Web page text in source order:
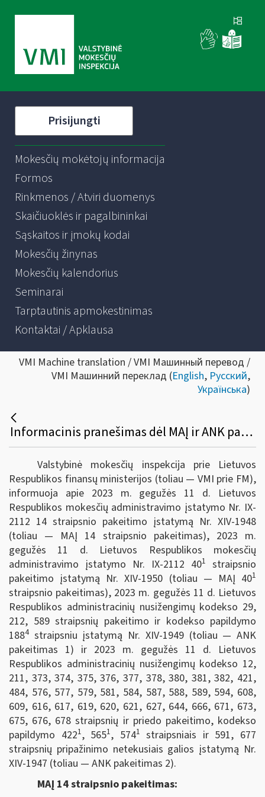
Prisijungti
Mokesčių mokėtojų informacija
Formos
Rinkmenos / Atviri duomenys
Skaičiuoklės ir pagalbininkai
Sąskaitos ir įmokų kodai
Mokesčių žinynas
Mokesčių kalendorius
Seminarai
Tarptautinis apmokestinimas
Kontaktai / Apklausa
VMI Machine translation / VMI Машинный перевод /
VMI Машинний переклад (English, Русский,
Українська)
Informacinis pranešimas dėl MAĮ ir ANK pakeitimo
Valstybinė mokesčių inspekcija prie Lietuvos
Respublikos finansų ministerijos (toliau — VMI prie FM),
informuoja apie 2023 m. gegužės 11 d. Lietuvos
Respublikos mokesčių administravimo įstatymo Nr. IX-
2112 14 straipsnio pakeitimo įstatymą Nr. XIV-1948
(toliau — MAĮ 14 straipsnio pakeitimas), 2023 m.
gegužės 11 d. Lietuvos Respublikos mokesčių
administravimo įstatymo Nr. IX-2112 401
straipsnio
pakeitimo įstatymą Nr. XIV-1950 (toliau — MAĮ 401
straipsnio pakeitimas), 2023 m. gegužės 11 d. Lietuvos
Respublikos administracinių nusižengimų kodekso 29,
212, 589 straipsnių pakeitimo ir kodekso papildymo
1884straipsniu įstatymą Nr. XIV-1949 (toliau — ANK
pakeitimas 1) ir 2023 m. gegužės 11 d. Lietuvos
Respublikos administracinių nusižengimų kodekso 12,
211, 373, 374, 375, 376, 377, 378, 380, 381, 382, 421,
484, 576, 577, 579, 581, 584, 587, 588, 589, 594, 608,
609, 616, 617, 619, 620, 621, 627, 644, 666, 671, 673,
675, 676, 678 straipsnių ir priedo pakeitimo, kodekso
papildymo 4221, 5651, 5741 straipsniais ir 591, 677
straipsnių pripažinimo netekusiais galios įstatymą Nr.
XIV-1947 (toliau — ANK pakeitimas 2).
MAĮ 14 straipsnio pakeitimas: